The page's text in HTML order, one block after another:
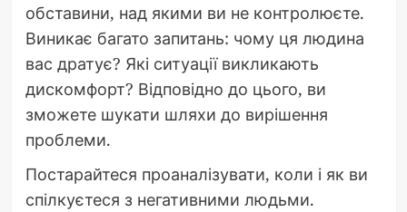
обставини, над якими ви не контролюєте.
Виникає багато запитань: чому ця людина
вас дратує? Які ситуації викликають
дискомфорт? Відповідно до цього, ви
зможете шукати шляхи до вирішення
проблеми.
Постарайтеся проаналізувати, коли і як ви
спілкуєтеся з негативними людьми.